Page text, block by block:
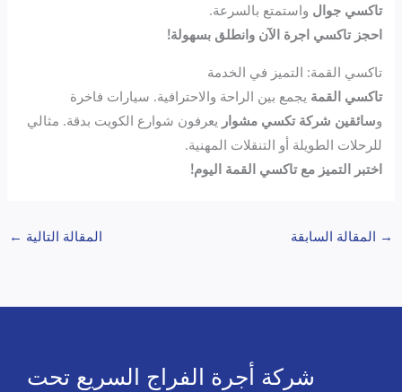
تاكسي جوال واستمتع بالسرعة.
احجز تاكسي اجرة الآن وانطلق بسهولة!
تاكسي القمة: التميز في الخدمة
تاكسي القمة يجمع بين الراحة والاحترافية. سيارات فاخرة
وسائقين شركة تكسي مشوار يعرفون شوارع الكويت بدقة. مثالي
للرحلات الطويلة أو التنقلات المهنية.
اختبر التميز مع تاكسي القمة اليوم!
→ المقالة السابقة المقالة التالية ←
شركة أجرة الفراج السريع تحت